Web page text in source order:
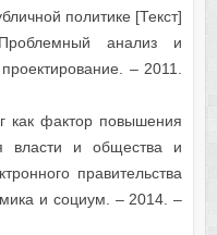
политике [Текст]
анализ и
– 2011.
как фактор повышения
власти и общества и
правительства
и социум. – 2014. –